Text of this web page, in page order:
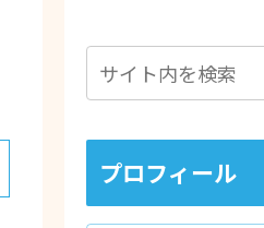
プロフィール